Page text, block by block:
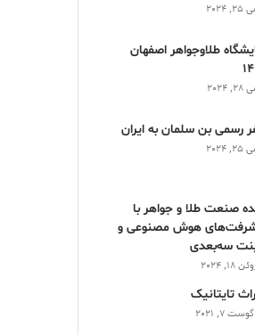
2024
طلاوجواهر اصفهان
2024
رسمی بن سلمان به ایران
2024
صنعت طلا و جواهر با
هوش مصنوعی و
سه‌بعدی
18, 2024
تايتانيک
7, 2021